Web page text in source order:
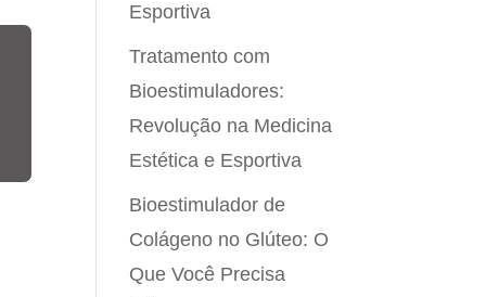
Esportiva
Tratamento com
Bioestimuladores:
Revolução na Medicina
Estética e Esportiva
Bioestimulador de
Colágeno no Glúteo: O
Que Você Precisa